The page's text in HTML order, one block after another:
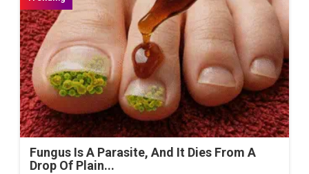
Fungus Is A Parasite, And It Dies From A
Drop Of Plain...